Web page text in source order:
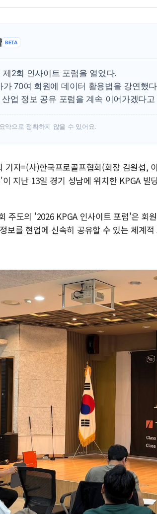
BETA
제2회 인사이트 포럼을 열었다.
가 70여 회원에 데이터 활용법을 강연했
산업 정보 공유 포럼을 계속 이어가겠다
약으로 정확하지 않을 수 있어요.
기자=(사)한국프로골프협회(회장 김원섭,
지난 13일 경기 성남에 위치한 KPGA 빌
주도의 '2026 KPGA 인사이트 포럼'은 회
보를 현업에 신속히 공유할 수 있는 체계